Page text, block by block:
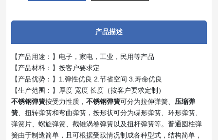
产品描述
【产品用途：】电子，家电，工业，民用等产品
【产品材料：】按客户要求定
【产品优势：】1.弹性优良 2.节省空间 3.寿命优良
【生产范围：】厚度 宽度 长度（按客户要求定制）
不锈钢弹簧按受力性质，不锈钢弹簧可分为拉伸弹簧、 压缩弹
簧 、扭转弹簧和弯曲弹簧，按形状可分为碟形弹簧、环形弹簧、
弹簧片、螺旋弹簧、截锥涡卷弹簧以及扭杆弹簧等。普通圆柱弹
簧由于制造简单，且可根据受载情况制成各种型式，结构简单，